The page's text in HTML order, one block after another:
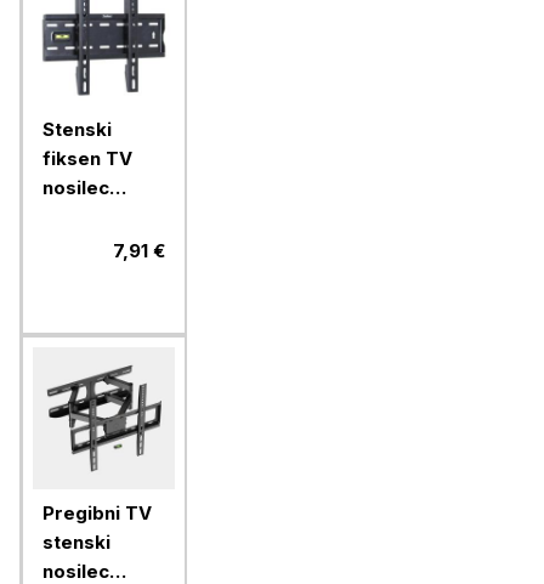
Stenski
fiksen TV
nosilec
7,91 €
Pregibni TV
stenski
nosilec